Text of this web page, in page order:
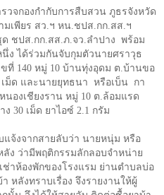
วจกองกำกับการสืบสวน ภูธรจังหวัด
เพียร สว.ฯ หน.ชปส.กก.สส.ฯ
ชปส.กก.สส.ภ.จว.ลำปาง พร้อม
ง ได้ร่วมกันจับกุมตัวนายศราวุธ
ขที่ 140 หมู่ 10 บ้านทุ่งอุดม ต.บ้านขอ
เม็ด และนายยุทธนา หรือเบ็น
กา
นองเชียงราน หมู่ 10 ต.ล้อมแรด
ง 30 เม็ด ยาไอซ์ 2.1 กรัม
แจ้งจากสายลับว่า นายหนุ่ม หรือ
ลัง ว่ามีพฤติกรรมลักลอบจำหน่าย
ช่าห้องพักของโรงแรม ย่านตำบลบ่อ
หลังทราบเรื่อง จึงรายงานให้ผู้